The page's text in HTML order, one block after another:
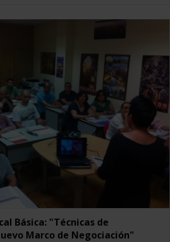
Básica: "Técnicas de
Marco de Negociación"